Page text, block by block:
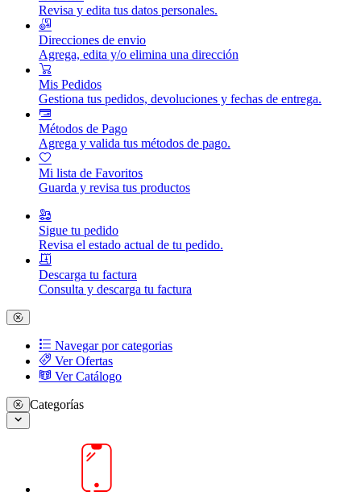
Revisa y edita tus datos personales.
Direcciones de envio
Agrega, edita y/o elimina una dirección
Mis Pedidos
Gestiona tus pedidos, devoluciones y fechas de entrega.
Métodos de Pago
Agrega y valida tus métodos de pago.
Mi lista de Favoritos
Guarda y revisa tus productos
Sigue tu pedido
Revisa el estado actual de tu pedido.
Descarga tu factura
Consulta y descarga tu factura
Navegar por categorias
Ver Ofertas
Ver Catálogo
Categorías